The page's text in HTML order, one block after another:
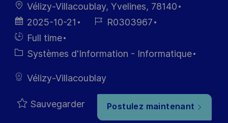
localisation
Vélizy-Villacoublay, Yvelines, 78140
Date
d’affichage
2025-10-21
Référence
R0303967
Hiring
Type
Full time
Catégorie
Systèmes d'Information - Informatique
Vélizy-Villacoublay
Sauvegarder Postulez maintenant